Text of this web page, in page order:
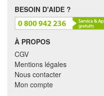
BESOIN D'AIDE ?
À PROPOS
CGV
Mentions légales
Nous contacter
Mon compte